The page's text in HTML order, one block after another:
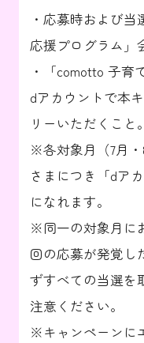
・応募時および
応援プログラム」
・「comotto 子育
dアカウントで本
リーいただくこと。
※各対象月（7月
さまにつき「dア
になれます。
※同一の対象月に
回の応募が発覚し
ずすべての当選を
注意ください。
※キャンペーンに